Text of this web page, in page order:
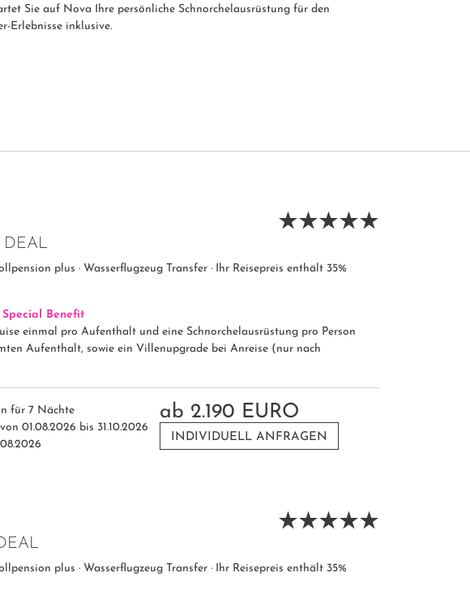
Sie auf Nova Ihre persönliche Schnorchelausrüstung für den
Erlebnisse inklusive.
DEAL
plus · Wasserflugzeug Transfer · Ihr Reisepreis enthält 35%
Special Benefit
einmal pro Aufenthalt und eine Schnorchelausrüstung pro Person
Aufenthalt, sowie ein Villenupgrade bei Anreise (nur nach
für 7 Nächte
01.08.2026 bis 31.10.2026
ab 2.190 EURO
INDIVIDUELL ANFRAGEN
plus · Wasserflugzeug Transfer · Ihr Reisepreis enthält 35%